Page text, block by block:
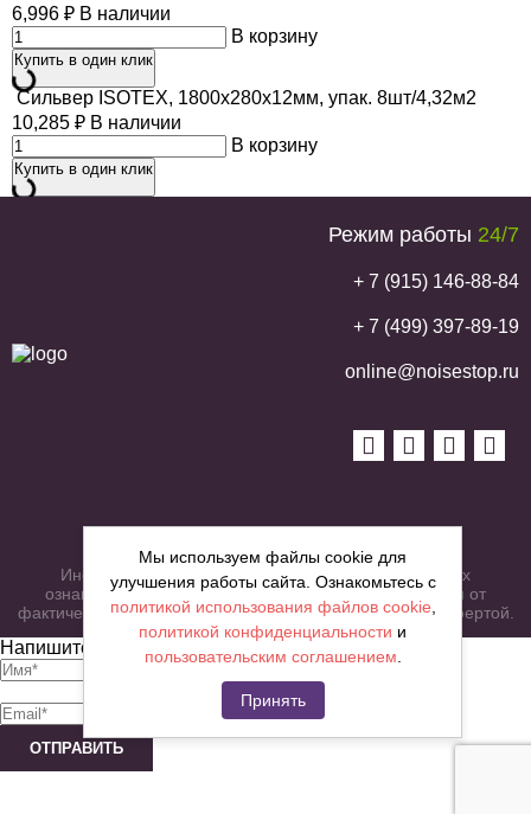
6,996 ₽ В наличии
В корзину
Купить в один клик
Сильвер ISOTEX, 1800х280х12мм, упак. 8шт/4,32м2
10,285 ₽ В наличии
В корзину
Купить в один клик
Режим работы 24/7
+ 7 (915) 146-88-84
+ 7 (499) 397-89-19
online@noisestop.ru
Информация о товарах на сайте приведена в целях
ознакомленияя. Фотографии, цвета могут отличаться от
фактических характеристик и не являются публичной офертой.
Напишите нам сообщение
ОТПРАВИТЬ
Мы используем файлы cookie для
улучшения работы сайта. Ознакомьтесь с
политикой использования файлов cookie
политикой конфиденциальности и
пользовательским соглашением
Принять